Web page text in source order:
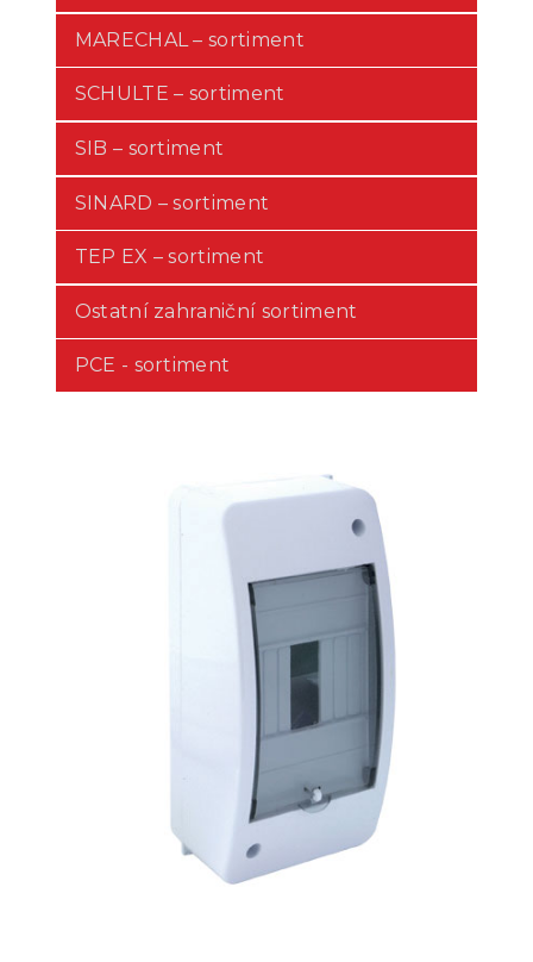
MARECHAL – sortiment
SCHULTE – sortiment
SIB – sortiment
SINARD – sortiment
TEP EX – sortiment
Ostatní zahraniční sortiment
PCE - sortiment